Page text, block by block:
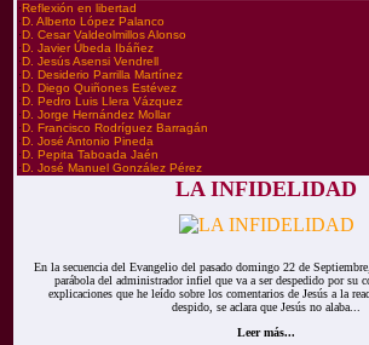
·Reflexión en libertad
·D. Alberto López Palanco
·D. Cesar Valdeolmillos Alonso
·D. Javier Úbeda Ibáñez
·D. Jesús Asensi Vendrell
·D. Desiderio Parrilla Martínez
·D. Diego Quiñones Estévez
·D. Pedro Luis Llera Vázquez
·D. Jorge Hernández Mollar
·D. Francisco Rodríguez Barragán
·D. José Antonio Pineda
·D. Pepita Taboada Jaén
·D. José Manuel González Pérez
LA INFIDELIDAD
En la secuencia del Evangelio del pasado domingo 22 de
parábola del administrador infiel que va a ser despedido por su
explicaciones que he leído sobre los comentarios de Jesús a la
despido, se aclara que Jesús no alaba...
Leer más...